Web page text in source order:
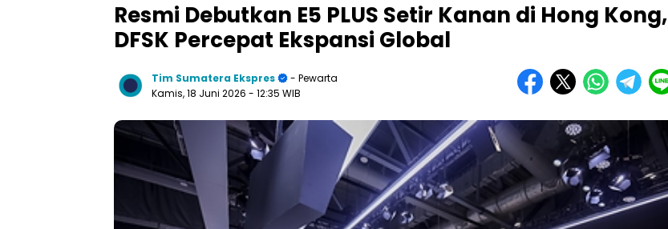
Resmi Debutkan E5 PLUS Setir Kanan di Hong Kong,
DFSK Percepat Ekspansi Global
Tim Sumatera Ekspres
- Pewarta
Kamis, 18 Juni 2026 - 12:35 WIB